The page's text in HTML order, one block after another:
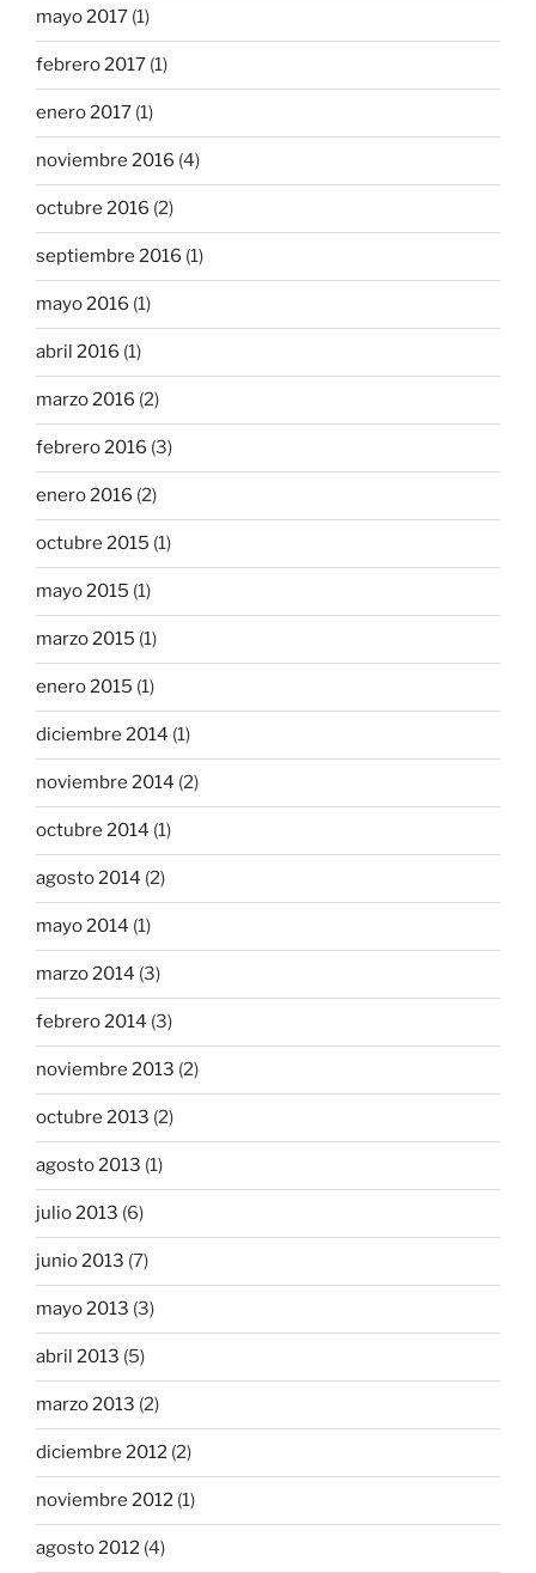
mayo 2017 (1)
febrero 2017 (1)
enero 2017 (1)
noviembre 2016 (4)
octubre 2016 (2)
septiembre 2016 (1)
mayo 2016 (1)
abril 2016 (1)
marzo 2016 (2)
febrero 2016 (3)
enero 2016 (2)
octubre 2015 (1)
mayo 2015 (1)
marzo 2015 (1)
enero 2015 (1)
diciembre 2014 (1)
noviembre 2014 (2)
octubre 2014 (1)
agosto 2014 (2)
mayo 2014 (1)
marzo 2014 (3)
febrero 2014 (3)
noviembre 2013 (2)
octubre 2013 (2)
agosto 2013 (1)
julio 2013 (6)
junio 2013 (7)
mayo 2013 (3)
abril 2013 (5)
marzo 2013 (2)
diciembre 2012 (2)
noviembre 2012 (1)
agosto 2012 (4)